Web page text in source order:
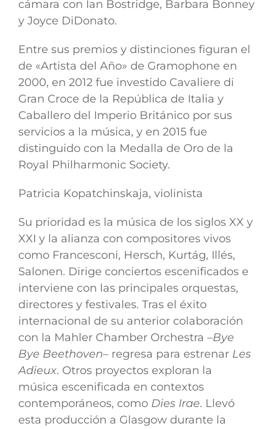
cámara con Ian Bostridge, Barbara Bonney
y Joyce DiDonato.
Entre sus premios y distinciones figuran el
de «Artista del Año» de Gramophone en
2000, en 2012 fue investido Cavaliere di
Gran Croce de la República de Italia y
Caballero del Imperio Británico por sus
servicios a la música, y en 2015 fue
distinguido con la Medalla de Oro de la
Royal Philharmonic Society.
Patricia Kopatchinskaja, violinista
Su prioridad es la música de los siglos XX y
XXI y la alianza con compositores vivos
como Francesconi, Hersch, Kurtág, Illés,
Salonen. Dirige conciertos escenificados e
interviene con las principales orquestas,
directores y festivales. Tras el éxito
internacional de su anterior colaboración
con la Mahler Chamber Orchestra –Bye
Bye Beethoven– regresa para estrenar Les
Adieux. Otros proyectos exploran la
música escenificada en contextos
contemporáneos, como Dies Irae. Llevó
esta producción a Glasgow durante la